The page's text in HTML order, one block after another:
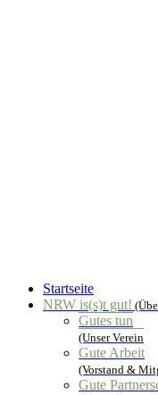
Startseite
NRW is(s)t gut!
Gutes tun
(Unser Verein
Gute Arbeit
(Vorstand &
Gute